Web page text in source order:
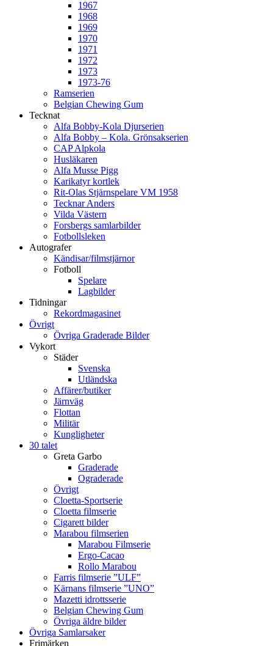
1967
1968
1969
1970
1971
1972
1973
1973-76
Ramserien
Belgian Chewing Gum
Tecknat
Alfa Bobby-Kola Djurserien
Alfa Bobby – Kola. Grönsakserien
CAP Alpkola
Husläkaren
Alfa Musse Pigg
Karikatyr kortlek
Rit-Olas Stjärnspelare VM 1958
Tecknar Anders
Vilda Västern
Forsbergs samlarbilder
Fotbollsleken
Autografer
Kändisar/filmstjärnor
Fotboll
Spelare
Lagbilder
Tidningar
Rekordmagasinet
Övrigt
Övriga Graderade Bilder
Vykort
Städer
Svenska
Utländska
Affärer/butiker
Järnväg
Flottan
Militär
Kungligheter
30 talet
Greta Garbo
Graderade
Ograderade
Övrigt
Cloetta-Sportserie
Cloetta filmserie
Cigarett bilder
Marabou filmserien
Marabou Filmserie
Ergo-Cacao
Rollo Marabou
Farris filmserie ”ULF”
Kärnans filmserie ”UNO”
Mazetti idrottsserie
Belgian Chewing Gum
Övriga äldre bilder
Övriga Samlarsaker
Frimärken